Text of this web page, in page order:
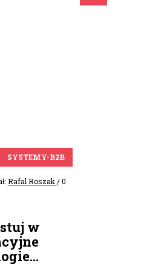
SYSTEMY-B2B
Rafal Roszak/ 0
w